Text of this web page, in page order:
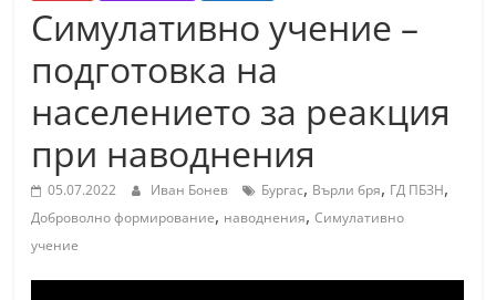
ъ
к
и
б
л
а
Симулативно учение –
подготовка на
населението за реакция
при наводнения
05.07.2022 Иван Бонев Бургас, Върли бря, ГД ПБЗН,
Доброволно формирование, наводнения,Симулативно
учение